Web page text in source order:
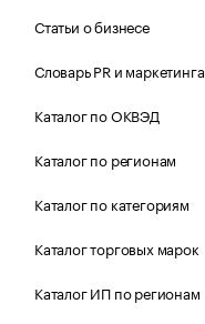
Статьи о бизнесе
Словарь PR и маркетинга
Каталог по ОКВЭД
Каталог по регионам
Каталог по категориям
Каталог торговых марок
Каталог ИП по регионам